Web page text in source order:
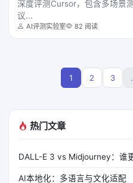
深度评测Cursor，包含多场景
议...
AI评测实验室 82 阅读
1 2 3
热门文章
DALL-E 3 vs Midjourney：谁
AI本地化：多语言与文化适配